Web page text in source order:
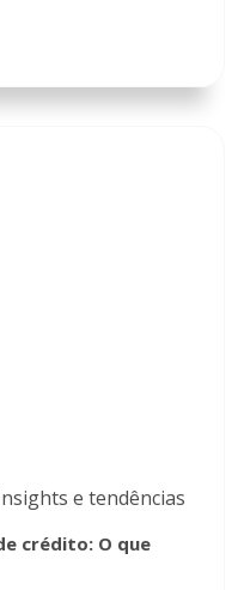
e tendências
crédito: O que